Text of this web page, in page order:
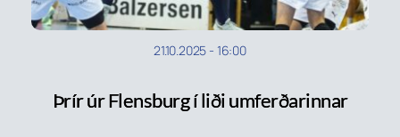
21.10.2025 - 16:00
Þrír úr Flensburg í liði umferðarinnar